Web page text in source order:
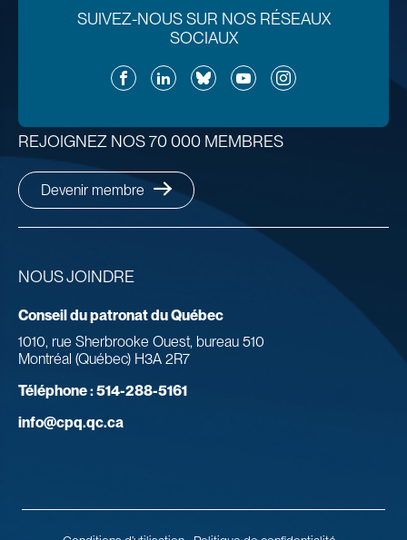
SUIVEZ-NOUS SUR NOS RÉSEAUX
SOCIAUX
FacebookLinkedInBlueskyYouTubeInstagram
NOUS JOINDRE
Conseil du patronat du Québec
1010, rue Sherbrooke Ouest, bureau 510
Montréal (Québec) H3A 2R7
Téléphone :514-288-5161
info@cpq.qc.ca
REJOIGNEZ NOS 70 000 MEMBRES
Devenir membre